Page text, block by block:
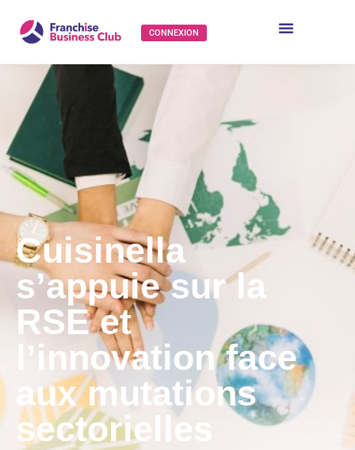
CONNEXION
Cuisinella
s’appuie sur la
RSE et
l’innovation face
aux mutations
sectorielles